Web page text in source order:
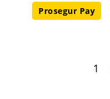
Prosegur Pay
1